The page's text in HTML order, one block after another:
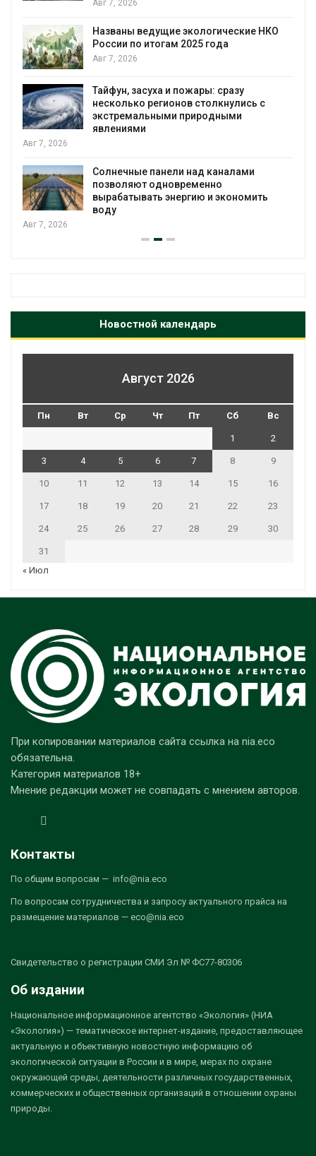
экологические НКО
2025 года
пожары: сразу
столкнулись с
природными
над каналами
и экономить
В китайской
паводков
МЕГА и ВкусВилл
экообменники для
воду из воздуха с
Авг 6, 2026
Новостной календарь
Август 2026
Пн Вт Ср Чт Пт Сб Вс
1 2
3 4 5 6 7 8 9
10 11 12 13 14 15 16
17 18 19 20 21 22 23
24 25 26 27 28 29 30
31
« Июл
При копировании материалов сайта ссылка на nia.eco
обязательна.
Категория материалов 18+
Мнение редакции может не совпадать с мнением авторов.
Контакты
По общим вопросам — info@nia.eco
По вопросам сотрудничества и запросу актуального прайса на
размещение материалов — eco@nia.eco
Свидетельство о регистрации СМИ Эл № ФС77-80306
Об издании
Национальное информационное агентство «Экология» (НИА
«Экология») — тематическое интернет-издание, предоставляющее
актуальную и объективную новостную информацию об
экологической ситуации в России и в мире, мерах по охране
окружающей среды, деятельности различных государственных,
коммерческих и общественных организаций в отношении охраны
природы.